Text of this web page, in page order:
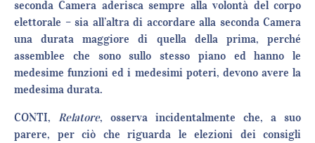
seconda Camera aderisca sempre alla volontà del corpo
elettorale – sia all’altra di accordare alla seconda Camera
una durata maggiore di quella della prima, perché
assemblee che sono sullo stesso piano ed hanno le
medesime funzioni ed i medesimi poteri, devono avere la
medesima durata.
CONTI, Relatore, osserva incidentalmente che, a suo
parere, per ciò che riguarda le elezioni dei consigli